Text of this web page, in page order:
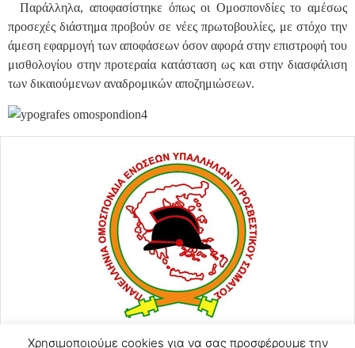
Παράλληλα, αποφασίστηκε όπως οι Ομοσπονδίες το αμέσως
προσεχές διάστημα προβούν σε νέες πρωτοβουλίες, με στόχο την
άμεση εφαρμογή των αποφάσεων όσον αφορά στην επιστροφή του
μισθολογίου στην προτεραία κατάσταση ως και στην διασφάλιση
των δικαιούμενων αναδρομικών αποζημιώσεων.
ΑΓΙΟΥ ΚΩΝΣΤΑΝΤΙΝΟΥ 57
Χρησιμοποιούμε cookies για να σας προσφέρουμε την